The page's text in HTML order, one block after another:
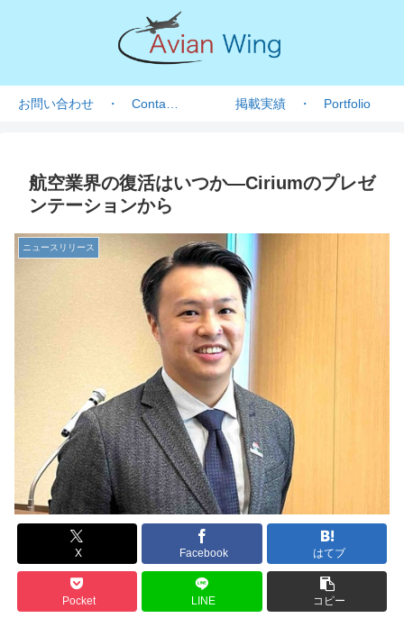
掲載実績 ・ Portfolio
航空業界の復活はいつか―Ciriumのプレゼ
ンテーションから
ニュースリリース
X Facebook はてブ
Pocket LINE コピー